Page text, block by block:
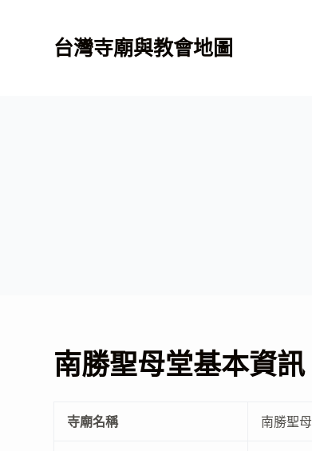
台灣寺廟與教會地圖
南勝聖母堂基本資訊
寺廟名稱 南勝聖